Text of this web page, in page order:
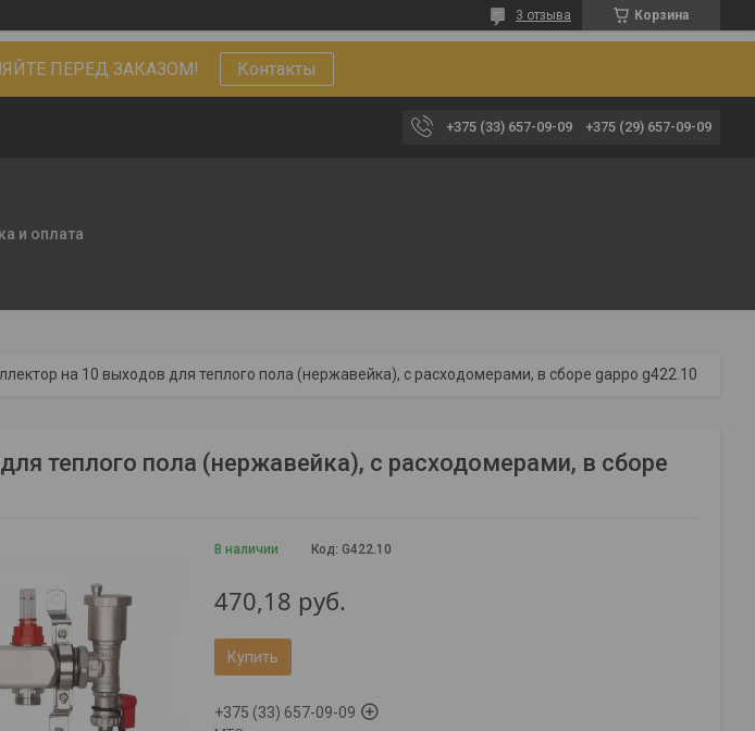
Корзина
3 отзыва
ПЕРЕД ЗАКАЗОМ! Контакты
+375 (33) 657-09-09 +375 (29) 657-09-09
и оплата
на 10 выходов для теплого пола (нержавейка), с расходомерами, в сборе gappo g422.10
теплого пола (нержавейка), с расходомерами, в сборе
В наличии Код: G422.10
470,18 руб.
Купить
+375 (33) 657-09-09